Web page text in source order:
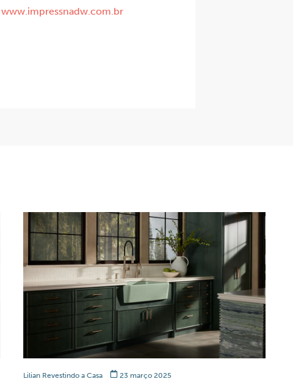
www.impressnadw.com.br
Lilian Revestindo a Casa 23 março 2025